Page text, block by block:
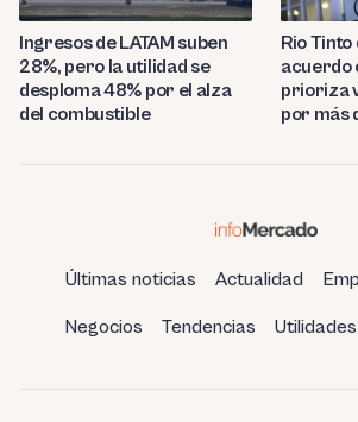
Ingresos de LATAM suben
28%, pero la utilidad se
desploma 48% por el alza
del combustible
Rio
acuerdo
prioriza
por más
Últimas noticias Actualidad
Negocios Tendencias Utilidades